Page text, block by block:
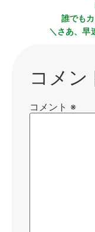
誰でも
＼さあ、早
コメン
コメント ※